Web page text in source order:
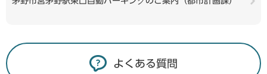
よくある質問